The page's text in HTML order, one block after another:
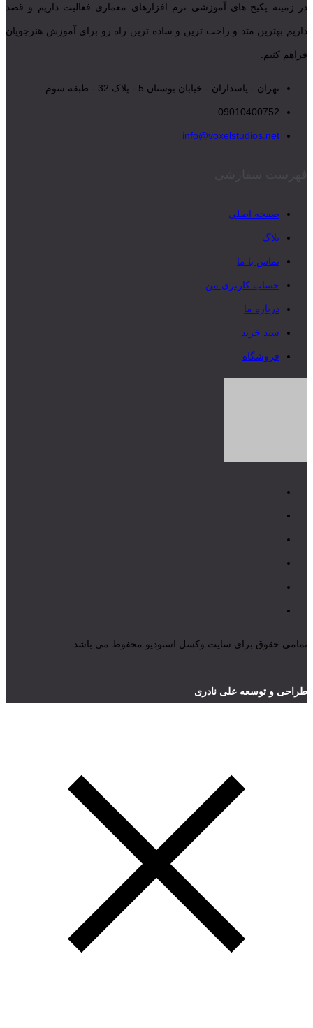
در زمینه پکیج های آموزشی نرم افزارهای معماری فعالیت داریم و قصد
داریم بهترین متد و راحت ترین و ساده ترین راه رو برای آموزش هنرجویان
فراهم کنیم.
تهران - پاسداران - خیابان بوستان 5 - پلاک 32 - طبقه سوم
09010400752
info@voxelstudios.net
صفحه اصلی
بلاگ
تماس با ما
حساب کاربری من
درباره ما
سبد خرید
فروشگاه
تمامی حقوق برای سایت وکسل استودیو محفوظ می باشد.
طراحی و توسعه علی نادری